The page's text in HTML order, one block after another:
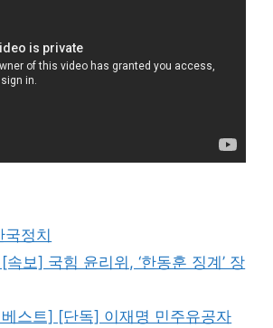
국정치
보] 국힘 윤리위, ‘한동훈 징계’ 장
스트] [단독] 이재명 민주유공자